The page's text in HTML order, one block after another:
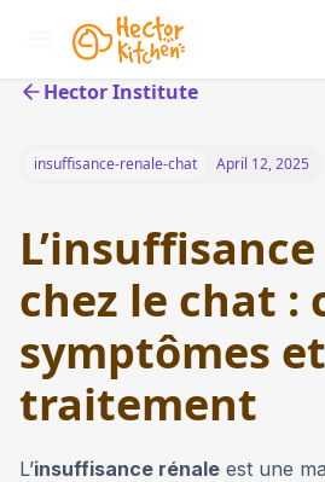
Hector Institute
insuffisance-renale-chat April 12, 2025
chez le chat :
symptômes et
traitement
L’insuffisance rénale est une